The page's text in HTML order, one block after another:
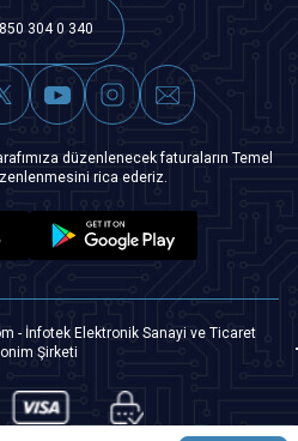
304 0 340
düzenlenecek faturaların Temel
rica ederiz.
- İnfotek Elektronik Sanayi ve Ticaret
Şirketi